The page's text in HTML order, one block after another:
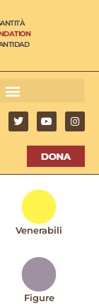
Venerabili
Figure